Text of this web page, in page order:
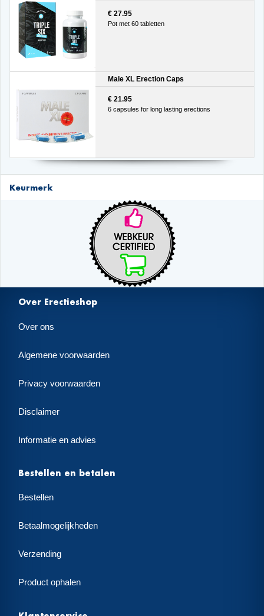
€ 27.95
Pot met 60 tabletten
Male XL Erection Caps
€ 21.95
6 capsules for long lasting erections
Keurmerk
Over Erectieshop
Over ons
Algemene voorwaarden
Privacy voorwaarden
Disclaimer
Informatie en advies
Bestellen en betalen
Bestellen
Betaalmogelijkheden
Verzending
Product ophalen